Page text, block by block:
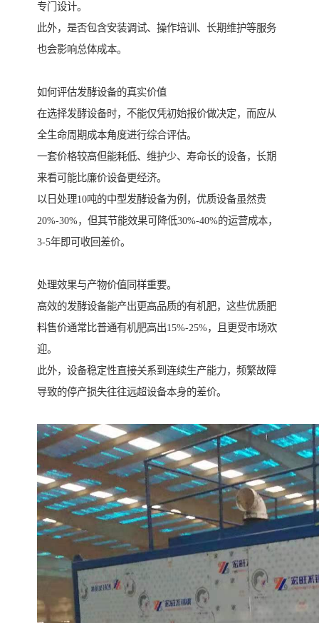
专门设计。
此外，是否包含安装调试、操作培训、长期维护等服务
也会影响总体成本。
如何评估发酵设备的真实价值
在选择发酵设备时，不能仅凭初始报价做决定，而应从
全生命周期成本角度进行综合评估。
一套价格较高但能耗低、维护少、寿命长的设备，长期
来看可能比廉价设备更经济。
以日处理10吨的中型发酵设备为例，优质设备虽然贵
20%-30%，但其节能效果可降低30%-40%的运营成本，
3-5年即可收回差价。
处理效果与产物价值同样重要。
高效的发酵设备能产出更高品质的有机肥，这些优质肥
料售价通常比普通有机肥高出15%-25%，且更受市场欢
迎。
此外，设备稳定性直接关系到连续生产能力，频繁故障
导致的停产损失往往远超设备本身的差价。